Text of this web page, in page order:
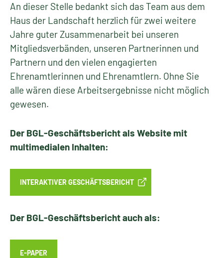
An dieser Stelle bedankt sich das Team aus dem
Haus der Landschaft herzlich für zwei weitere
Jahre guter Zusammenarbeit bei unseren
Mitgliedsverbänden, unseren Partnerinnen und
Partnern und den vielen engagierten
Ehrenamtlerinnen und Ehrenamtlern. Ohne Sie
alle wären diese Arbeitsergebnisse nicht möglich
gewesen.
Der BGL-Geschäftsbericht als Website mit
multimedialen Inhalten:
INTERAKTIVER GESCHÄFTSBERICHT
Der BGL-Geschäftsbericht auch als:
E-PAPER